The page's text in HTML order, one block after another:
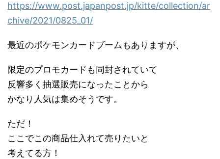
https://www.post.japanpost.jp/kitte/collection/ar
chive/2021/0825_01/
最近のポケモンカードブームもありますが、
限定のプロモカードも同封されていて
反響多く抽選販売になったことから
かなり人気は集めそうです。
ただ！
ここでこの商品仕入れて売りたいと
考えてる方！